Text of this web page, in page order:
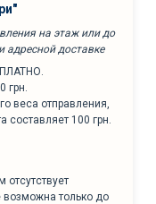
на этаж или до
адресной доставке
грн.
веса отправления,
составляет 100 грн.
возможна только до